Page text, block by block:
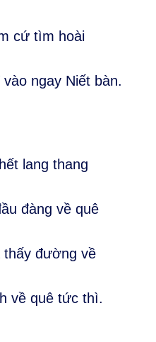
cứ tìm hoài
ngay Niết bàn.
lang thang
đàng về quê
thấy đường về
về quê tức thì.